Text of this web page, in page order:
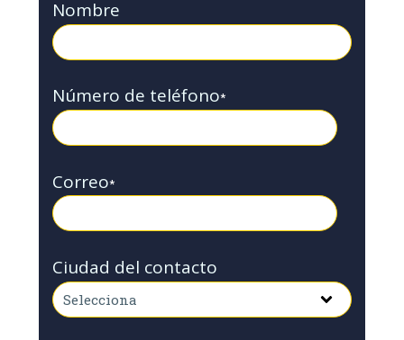
Nombre
Número de teléfono*
Correo*
Ciudad del contacto